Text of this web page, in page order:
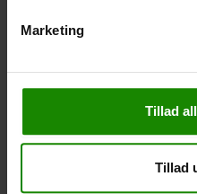
Marketing
Tillad
Tillad
Teleskopstang
Regnponcho (+20,00kr.)
Vandtæt,
bookes i en